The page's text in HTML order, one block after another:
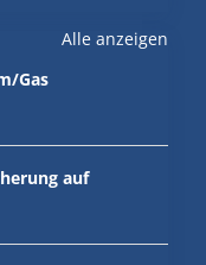
Alle anzeigen
Gas
auf